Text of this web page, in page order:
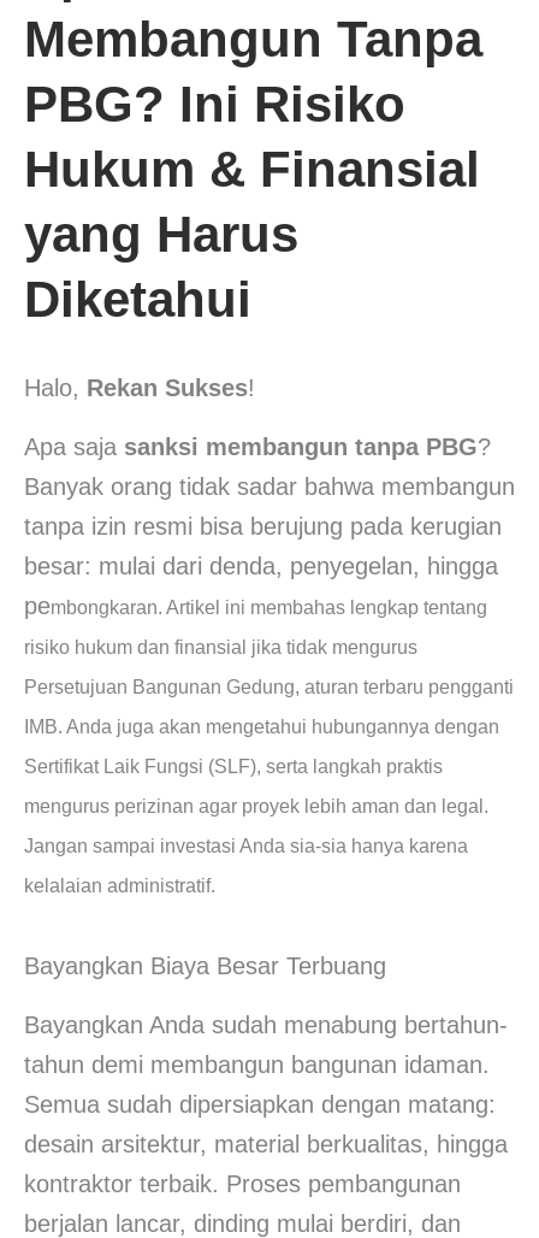
Membangun Tanpa
PBG? Ini Risiko
Hukum & Finansial
yang Harus
Diketahui
Halo, Rekan Sukses!
Apa saja sanksi membangun tanpa PBG?
Banyak orang tidak sadar bahwa membangun
tanpa izin resmi bisa berujung pada kerugian
besar: mulai dari denda, penyegelan, hingga
pembongkaran. Artikel ini membahas lengkap tentang
risiko hukum dan finansial jika tidak mengurus
Persetujuan Bangunan Gedung, aturan terbaru pengganti
IMB. Anda juga akan mengetahui hubungannya dengan
Sertifikat Laik Fungsi (SLF), serta langkah praktis
mengurus perizinan agar proyek lebih aman dan legal.
Jangan sampai investasi Anda sia-sia hanya karena
kelalaian administratif.
Bayangkan Biaya Besar Terbuang
Bayangkan Anda sudah menabung bertahun-
tahun demi membangun bangunan idaman.
Semua sudah dipersiapkan dengan matang:
desain arsitektur, material berkualitas, hingga
kontraktor terbaik. Proses pembangunan
berjalan lancar, dinding mulai berdiri, dan